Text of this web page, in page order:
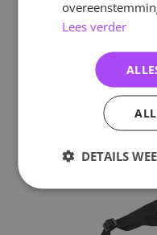
Lees verder
DETAILS